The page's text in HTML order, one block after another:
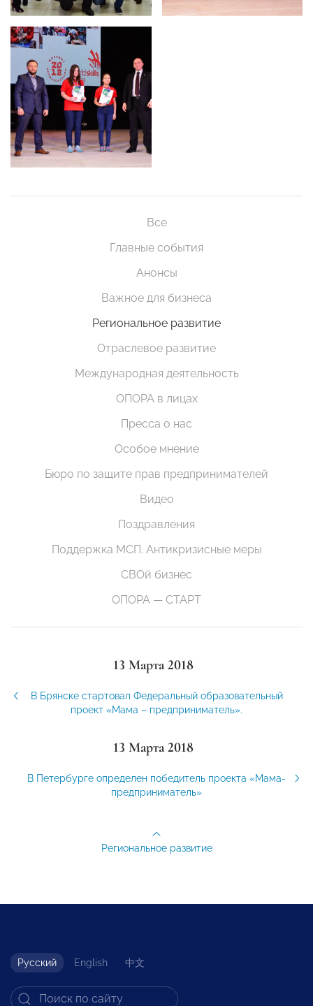
Все
Главные события
Анонсы
Важное для бизнеса
Региональное развитие
Отраслевое развитие
Международная деятельность
ОПОРА в лицах
Пресса о нас
Особое мнение
Бюро по защите прав предпринимателей
Видео
Поздравления
Поддержка МСП. Антикризисные меры
СВОй бизнес
ОПОРА — СТАРТ
13 Марта 2018
В Брянске стартовал Федеральный образовательный
проект «Мама – предприниматель».
13 Марта 2018
В Петербурге определен победитель проекта «Мама-
предприниматель»
Региональное развитие
Русский English 中文